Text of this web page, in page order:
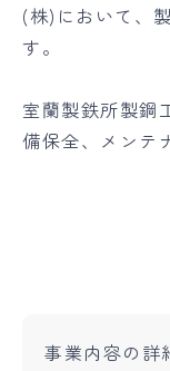
(株)において、
す。
室蘭製鉄所製鋼
備保全、メンテ
事業内容の詳